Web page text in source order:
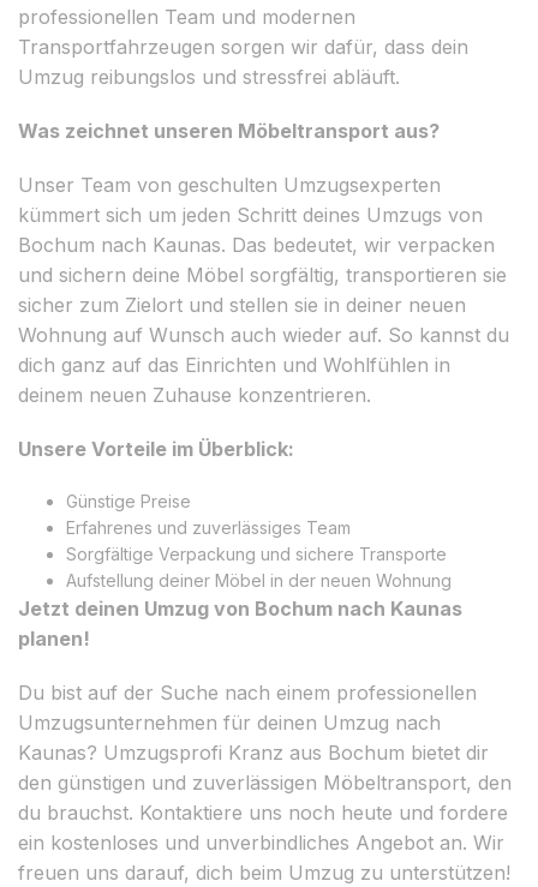
professionellen Team und modernen
Transportfahrzeugen sorgen wir dafür, dass dein
Umzug reibungslos und stressfrei abläuft.
Was zeichnet unseren Möbeltransport aus?
Unser Team von geschulten Umzugsexperten
kümmert sich um jeden Schritt deines Umzugs von
Bochum nach Kaunas. Das bedeutet, wir verpacken
und sichern deine Möbel sorgfältig, transportieren sie
sicher zum Zielort und stellen sie in deiner neuen
Wohnung auf Wunsch auch wieder auf. So kannst du
dich ganz auf das Einrichten und Wohlfühlen in
deinem neuen Zuhause konzentrieren.
Unsere Vorteile im Überblick:
Günstige Preise
Erfahrenes und zuverlässiges Team
Sorgfältige Verpackung und sichere Transporte
Aufstellung deiner Möbel in der neuen Wohnung
Jetzt deinen Umzug von Bochum nach Kaunas
planen!
Du bist auf der Suche nach einem professionellen
Umzugsunternehmen für deinen Umzug nach
Kaunas? Umzugsprofi Kranz aus Bochum bietet dir
den günstigen und zuverlässigen Möbeltransport, den
du brauchst. Kontaktiere uns noch heute und fordere
ein kostenloses und unverbindliches Angebot an. Wir
freuen uns darauf, dich beim Umzug zu unterstützen!